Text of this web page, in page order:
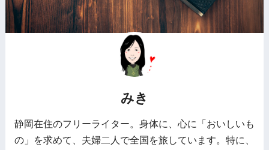
みき
静岡在住のフリーライター。身体に、心に「おいしいも
の」を求めて、夫婦二人で全国を旅しています。特に、